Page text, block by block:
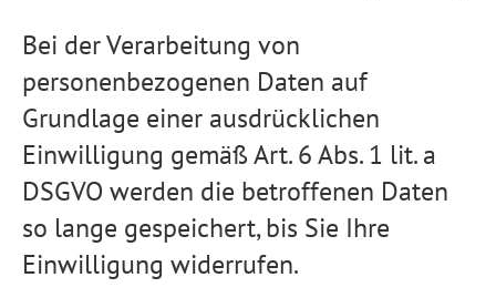
Bei der Verarbeitung von
personenbezogenen Daten auf
Grundlage einer ausdrücklichen
Einwilligung gemäß Art. 6 Abs. 1 lit. a
DSGVO werden die betroffenen Daten
so lange gespeichert, bis Sie Ihre
Einwilligung widerrufen.